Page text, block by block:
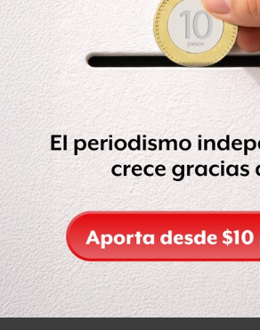
ucranianas. Las personas que
describen una situación humanitaria
que tuvieron que beber nieve
para cocinar la escasa comida de la
“Empeoraba cada día. No teníamos
ni gas, ni comida. No se podía
lado”, dijo a la AFP una mujer llamada
El jueves, tras este bombardeo, el
estadounidense, Joe Biden, tildó a
guerra”, lo cual causó una gran
Kremlin.
“¿Puramente económico?”